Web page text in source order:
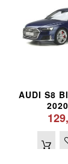
AUDI S8